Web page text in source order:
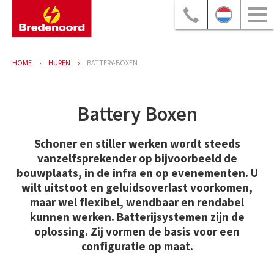
HOME HUREN BATTERY-BOXEN
Battery Boxen
Schoner en stiller werken wordt steeds
vanzelfsprekender op bijvoorbeeld de
bouwplaats, in de infra en op evenementen. U
wilt uitstoot en geluidsoverlast voorkomen,
maar wel flexibel, wendbaar en rendabel
kunnen werken. Batterijsystemen zijn de
oplossing. Zij vormen de basis voor een
configuratie op maat.